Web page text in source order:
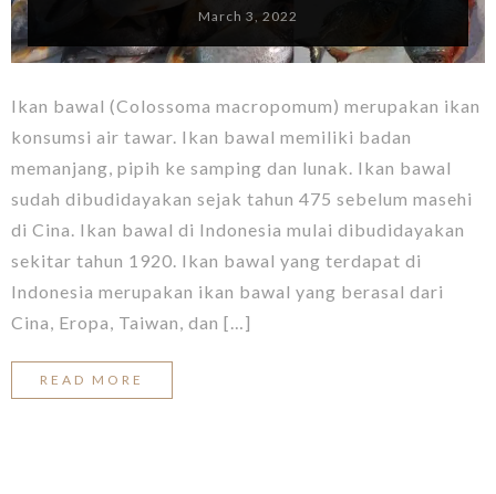
March 3, 2022
Ikan bawal (Colossoma macropomum) merupakan ikan
konsumsi air tawar. Ikan bawal memiliki badan
memanjang, pipih ke samping dan lunak. Ikan bawal
sudah dibudidayakan sejak tahun 475 sebelum masehi
di Cina. Ikan bawal di Indonesia mulai dibudidayakan
sekitar tahun 1920. Ikan bawal yang terdapat di
Indonesia merupakan ikan bawal yang berasal dari
Cina, Eropa, Taiwan, dan […]
READ MORE